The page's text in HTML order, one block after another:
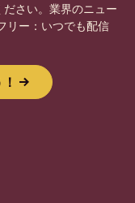
さい。業界のニュー
リー：いつでも配信